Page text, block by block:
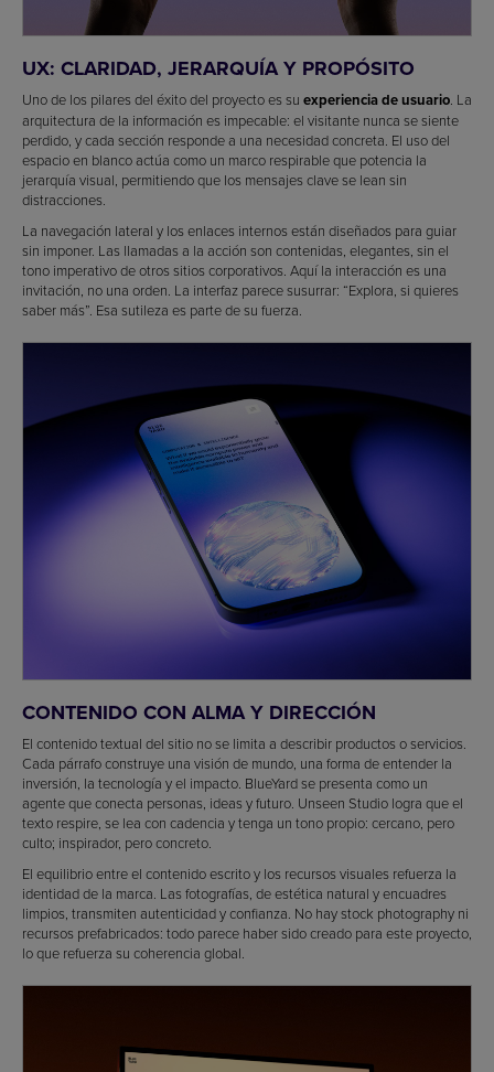
UX: CLARIDAD, JERARQUÍA Y PROPÓSITO
Uno de los pilares del éxito del proyecto es su experiencia de usuario. La
arquitectura de la información es impecable: el visitante nunca se siente
perdido, y cada sección responde a una necesidad concreta. El uso del
espacio en blanco actúa como un marco respirable que potencia la
jerarquía visual, permitiendo que los mensajes clave se lean sin
distracciones.
La navegación lateral y los enlaces internos están diseñados para guiar
sin imponer. Las llamadas a la acción son contenidas, elegantes, sin el
tono imperativo de otros sitios corporativos. Aquí la interacción es una
invitación, no una orden. La interfaz parece susurrar: “Explora, si quieres
saber más”. Esa sutileza es parte de su fuerza.
CONTENIDO CON ALMA Y DIRECCIÓN
El contenido textual del sitio no se limita a describir productos o servicios.
Cada párrafo construye una visión de mundo, una forma de entender la
inversión, la tecnología y el impacto. BlueYard se presenta como un
agente que conecta personas, ideas y futuro. Unseen Studio logra que el
texto respire, se lea con cadencia y tenga un tono propio: cercano, pero
culto; inspirador, pero concreto.
El equilibrio entre el contenido escrito y los recursos visuales refuerza la
identidad de la marca. Las fotografías, de estética natural y encuadres
limpios, transmiten autenticidad y confianza. No hay stock photography ni
recursos prefabricados: todo parece haber sido creado para este proyecto,
lo que refuerza su coherencia global.